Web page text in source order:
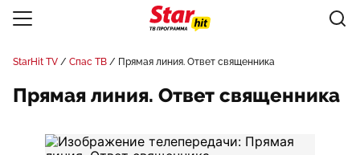
StarHit TV Спас ТВ Прямая линия. Ответ священника
Прямая линия. Ответ священника